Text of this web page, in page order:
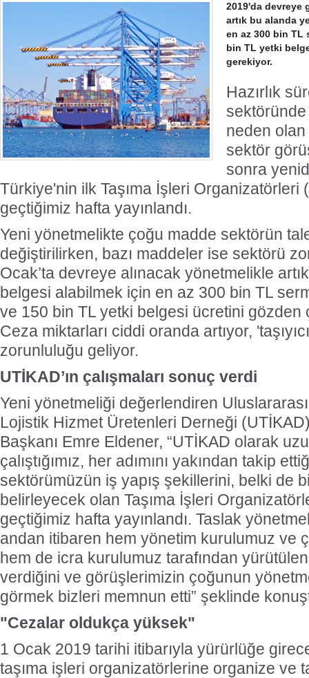
2019'da devreye
artık bu alanda
en az 300 bin TL
bin TL yetki
gerekiyor.
Hazırlık
neden
sektör
sonra
Türkiye'nin ilk Taşıma İşleri Organizatörleri
geçtiğimiz hafta yayınlandı.
Yeni yönetmelikte çoğu madde sektörün
değiştirilirken, bazı maddeler ise sektörü
Ocak’ta devreye alınacak yönetmelikle
belgesi alabilmek için en az 300 bin TL
ve 150 bin TL yetki belgesi ücretini gözden
Ceza miktarları ciddi oranda artıyor,
zorunluluğu geliyor.
UTİKAD’ın çalışmaları sonuç verdi
Yeni yönetmeliği değerlendiren Uluslararası
Lojistik Hizmet Üretenleri Derneği
Başkanı Emre Eldener, “UTİKAD olarak
çalıştığımız, her adımını yakından takip
sektörümüzün iş yapış şekillerini, belki de
belirleyecek olan Taşıma İşleri
geçtiğimiz hafta yayınlandı. Taslak
andan itibaren hem yönetim kurulumuz ve
hem de icra kurulumuz tarafından
verdiğini ve görüşlerimizin çoğunun
görmek bizleri memnun etti” şeklinde
"Cezalar oldukça yüksek"
1 Ocak 2019 tarihi itibarıyla yürürlüğe
taşıma işleri organizatörlerine organize ve